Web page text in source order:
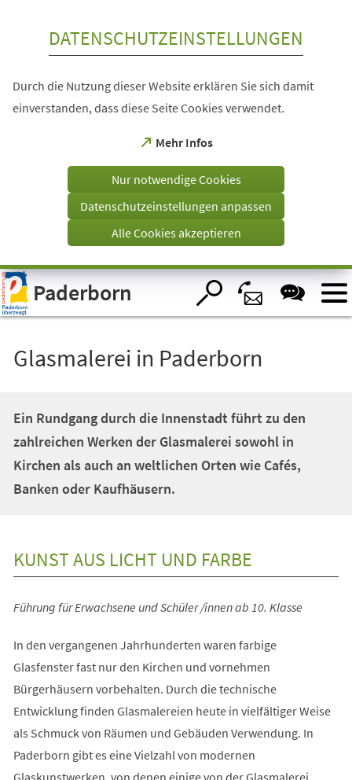
Visuelle
Assistenzsoftware
öffnen.
DATENSCHUTZEINSTELLUNGEN
Durch die Nutzung dieser Website erklären Sie sich damit
einverstanden, dass diese Seite Cookies verwendet.
Mehr Infos
(Öffnet
einem
Tab)
Nur notwendige Cookies
Datenschutzeinstellungen anpassen
Alle Cookies akzeptieren
Paderborn
Glasmalerei in Paderborn
Ein Rundgang durch die Innenstadt führt zu den
zahlreichen Werken der Glasmalerei sowohl in
Kirchen als auch an weltlichen Orten wie Cafés,
Banken oder Kaufhäusern.
KUNST AUS LICHT UND FARBE
Führung für Erwachsene und Schüler /innen ab 10. Klasse
In den vergangenen Jahrhunderten waren farbige
Glasfenster fast nur den Kirchen und vornehmen
Bürgerhäusern vorbehalten. Durch die technische
Entwicklung finden Glasmalereien heute in vielfältiger Weise
als Schmuck von Räumen und Gebäuden Verwendung. In
Paderborn gibt es eine Vielzahl von modernen
Glaskunstwerken, von denen einige von der Glasmalerei